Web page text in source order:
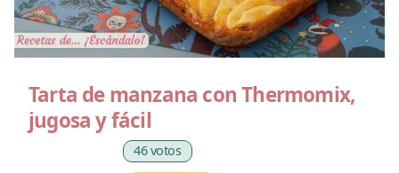
Tarta de manzana con Thermomix,
jugosa y fácil
46 votos